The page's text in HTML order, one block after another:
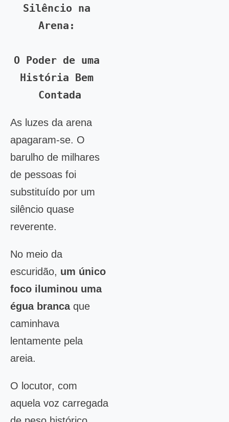
Silêncio na
Arena:
O Poder de uma
História Bem
Contada
As luzes da arena
apagaram-se. O
barulho de milhares
de pessoas foi
substituído por um
silêncio quase
reverente.
No meio da
escuridão, um único
foco iluminou uma
égua brancaque
caminhava
lentamente pela
areia.
O locutor, com
aquela voz carregada